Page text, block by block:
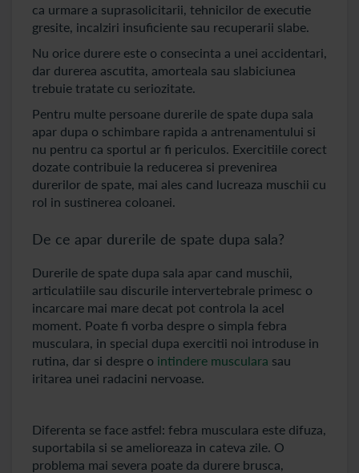
ca urmare a suprasolicitarii, tehnicilor de executie
gresite, incalziri insuficiente sau recuperarii slabe.
Nu orice durere este o consecinta a unei accidentari,
dar durerea ascutita, amorteala sau slabiciunea
trebuie tratate cu seriozitate.
Pentru multe persoane durerile de spate dupa sala
apar dupa o schimbare rapida a antrenamentului si
nu pentru ca sportul ar fi periculos. Exercitiile corect
dozate contribuie la reducerea si prevenirea
durerilor de spate, mai ales cand lucreaza muschii cu
rol in sustinerea coloanei.
De ce apar durerile de spate dupa sala?
Durerile de spate dupa sala apar cand muschii,
articulatiile sau discurile intervertebrale primesc o
incarcare mai mare decat pot controla la acel
moment. Poate fi vorba despre o simpla febra
musculara, in special dupa exercitii noi introduse in
rutina, dar si despre o intindere musculara sau
iritarea unei radacini nervoase.
Diferenta se face astfel: febra musculara este difuza,
suportabila si se amelioreaza in cateva zile. O
problema mai severa poate da durere brusca,